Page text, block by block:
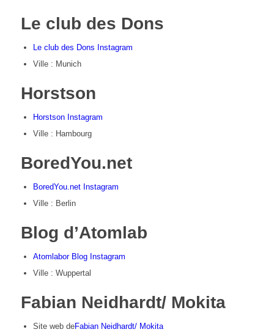
Le club des Dons
Le club des Dons Instagram
Ville : Munich
Horstson
Horstson Instagram
Ville : Hambourg
BoredYou.net
BoredYou.net Instagram
Ville : Berlin
Blog d’Atomlab
Atomlabor Blog Instagram
Ville : Wuppertal
Fabian Neidhardt/ Mokita
Site web deFabian Neidhardt/ Mokita